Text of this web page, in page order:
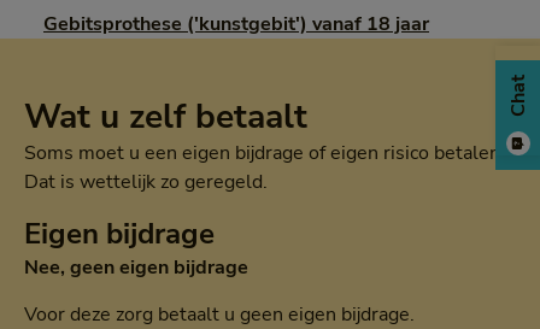
Gebitsprothese ('kunstgebit') vanaf 18 jaar
Wat u zelf betaalt
Soms moet u een eigen bijdrage of eigen risico betalen.
Dat is wettelijk zo geregeld.
Eigen bijdrage
Nee, geen eigen bijdrage
Voor deze zorg betaalt u geen eigen bijdrage.
Chat